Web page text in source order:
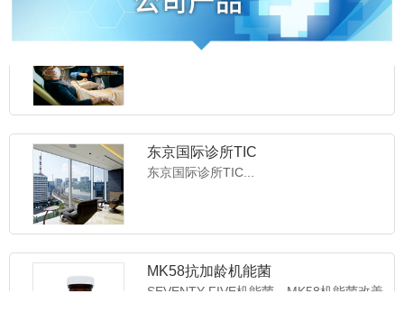
东京细胞诊所TCC
东京细胞诊所TCC...
东京国际诊所TIC
东京国际诊所TIC...
MK58抗加龄机能菌
SEVENTY FIVE机能菌，MK58机能菌改善